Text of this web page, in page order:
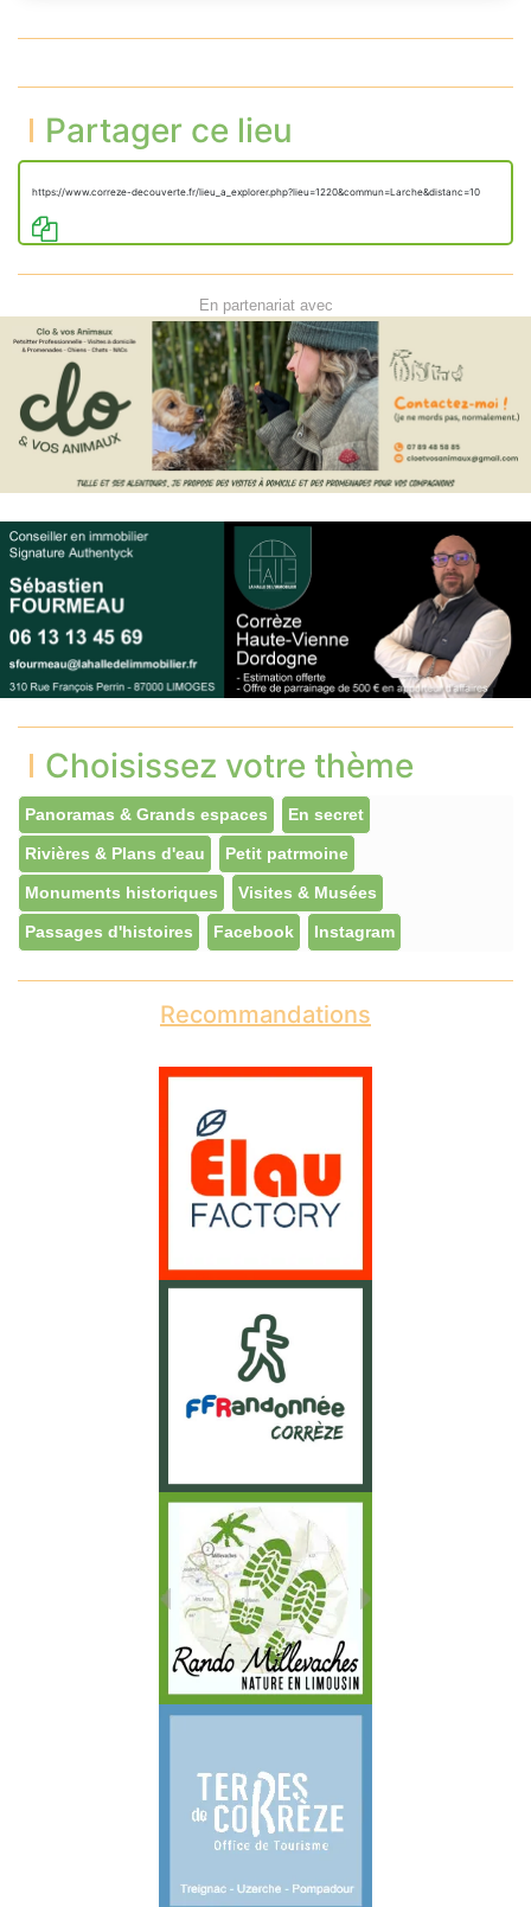
Partager ce lieu
https://www.correze-decouverte.fr/lieu_a_explorer.php?lieu=1220&commun=Larche&distanc=10
En partenariat avec
Choisissez votre thème
Panoramas & Grands espaces En secret
Rivières & Plans d'eau Petit patrmoine
Monuments historiques Visites & Musées
Passages d'histoires Facebook Instagram
Recommandations